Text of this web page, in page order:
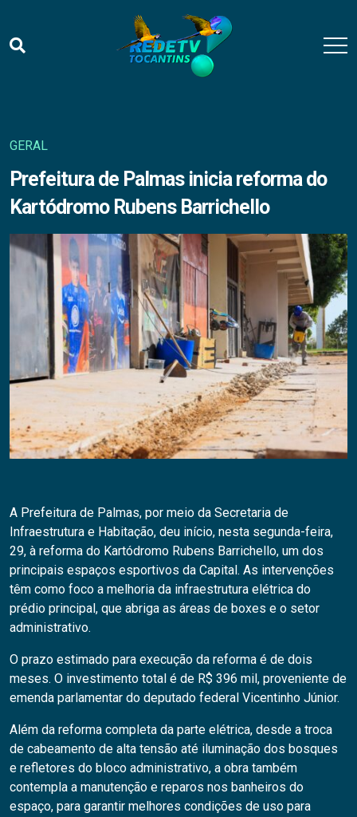
GERAL
Prefeitura de Palmas inicia reforma do
Kartódromo Rubens Barrichello
A Prefeitura de Palmas, por meio da Secretaria de
Infraestrutura e Habitação, deu início, nesta segunda-feira,
29, à reforma do Kartódromo Rubens Barrichello, um dos
principais espaços esportivos da Capital. As intervenções
têm como foco a melhoria da infraestrutura elétrica do
prédio principal, que abriga as áreas de boxes e o setor
administrativo.
O prazo estimado para execução da reforma é de dois
meses. O investimento total é de R$ 396 mil, proveniente de
emenda parlamentar do deputado federal Vicentinho Júnior.
Além da reforma completa da parte elétrica, desde a troca
de cabeamento de alta tensão até iluminação dos bosques
e refletores do bloco administrativo, a obra também
contempla a manutenção e reparos nos banheiros do
espaço, para garantir melhores condições de uso para